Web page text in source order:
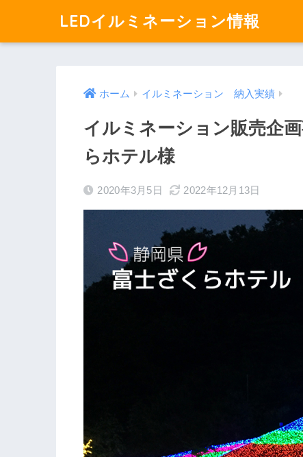
LEDイルミネーション情報
ホーム イルミネーション 納入実績
イルミネーション販売企
らホテル様
2020年3月5日 2022年12月13日